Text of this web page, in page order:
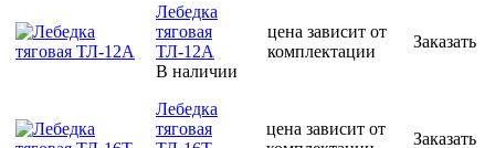
Лебедка
тяговая
ТЛ-12А
В наличии
цена зависит от
комплектации
Заказать
Лебедка
тяговая
цена зависит от
Заказать